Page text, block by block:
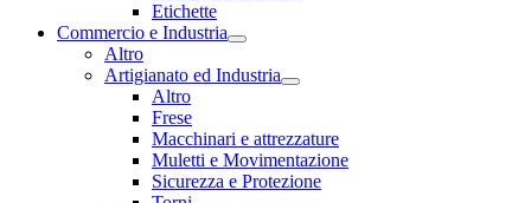
Etichette
Commercio e Industria
Altro
Artigianato ed Industria
Altro
Frese
Macchinari e attrezzature
Muletti e Movimentazione
Sicurezza e Protezione